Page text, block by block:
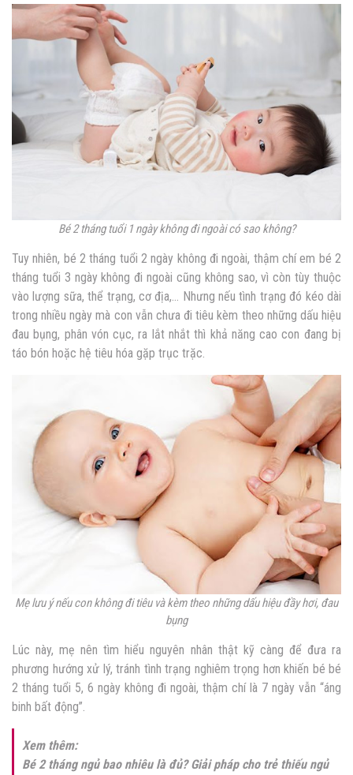
Bé 2 tháng tuổi 1 ngày không đi ngoài có sao không?
Tuy nhiên, bé 2 tháng tuổi 2 ngày không đi ngoài, thậm chí em bé 2
tháng tuổi 3 ngày không đi ngoài cũng không sao, vì còn tùy thuộc
vào lượng sữa, thể trạng, cơ địa,… Nhưng nếu tình trạng đó kéo dài
trong nhiều ngày mà con vẫn chưa đi tiêu kèm theo những dấu hiệu
đau bụng, phân vón cục, ra lắt nhắt thì khả năng cao con đang bị
táo bón hoặc hệ tiêu hóa gặp trục trặc.
Mẹ lưu ý nếu con không đi tiêu và kèm theo những dấu hiệu đầy hơi, đau
bụng
Lúc này, mẹ nên tìm hiểu nguyên nhân thật kỹ càng để đưa ra
phương hướng xử lý, tránh tình trạng nghiêm trọng hơn khiến bé bé
2 tháng tuổi 5, 6 ngày không đi ngoài, thậm chí là 7 ngày vẫn “áng
binh bất động”.
Xem thêm:
Bé 2 tháng ngủ bao nhiêu là đủ? Giải pháp cho trẻ thiếu ngủ